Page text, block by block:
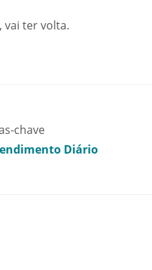
vai ter volta.
chave
Diário